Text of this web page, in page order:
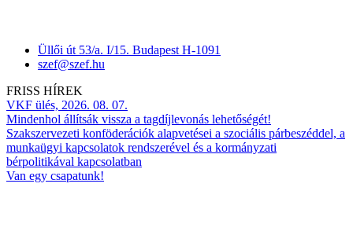
Üllői út 53/a. I/15. Budapest H-1091
szef@szef.hu
FRISS HÍREK
VKF ülés, 2026. 08. 07.
Mindenhol állítsák vissza a tagdíjlevonás lehetőségét!
Szakszervezeti konföderációk alapvetései a szociális párbeszéddel, a
munkaügyi kapcsolatok rendszerével és a kormányzati
bérpolitikával kapcsolatban
Van egy csapatunk!